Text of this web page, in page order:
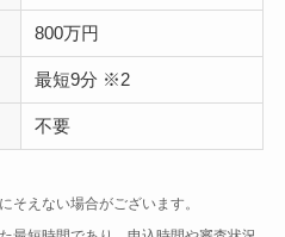
800万円
最短9分 ※2
不要
えない場合がございます。